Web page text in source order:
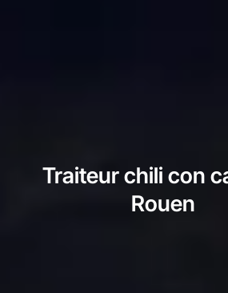
Traiteur chili con
Rouen